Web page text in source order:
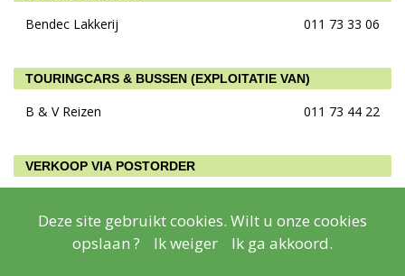
Bendec Lakkerij 011 73 33 06
TOURINGCARS & BUSSEN (EXPLOITATIE VAN)
B & V Reizen 011 73 44 22
VERKOOP VIA POSTORDER
VERLICHTING
Deze site gebruikt cookies. Wilt u onze cookies
opslaan ?
Ik weiger Ik ga akkoord.